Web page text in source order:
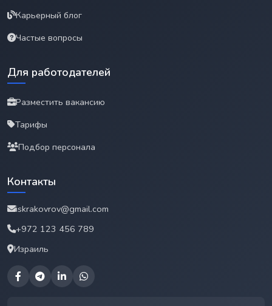
Карьерный блог
Частые вопросы
Для работодателей
Разместить вакансию
Тарифы
Подбор персонала
Контакты
iskrakovrov@gmail.com
+972 123 456 789
Израиль